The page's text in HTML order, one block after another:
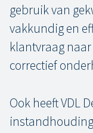
gebruik van
vakkundig en
klantvraag
correctief
Ook heeft VDL